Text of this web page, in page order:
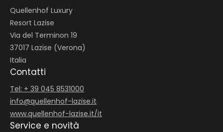
Quellenhof Luxury
Resort Lazise
Via del Terminon 19
37017 Lazise (Verona)
Italia
Contatti
Tel: + 39 045 8531000
info@quellenhof-lazise.it
www.quellenhof-lazise.it/it
Service e novità